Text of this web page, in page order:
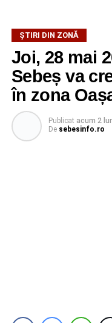
ȘTIRI DIN ZONĂ
Joi, 28 mai
Sebeș va
în zona
Publicat acum 2
De sebesinfo.ro